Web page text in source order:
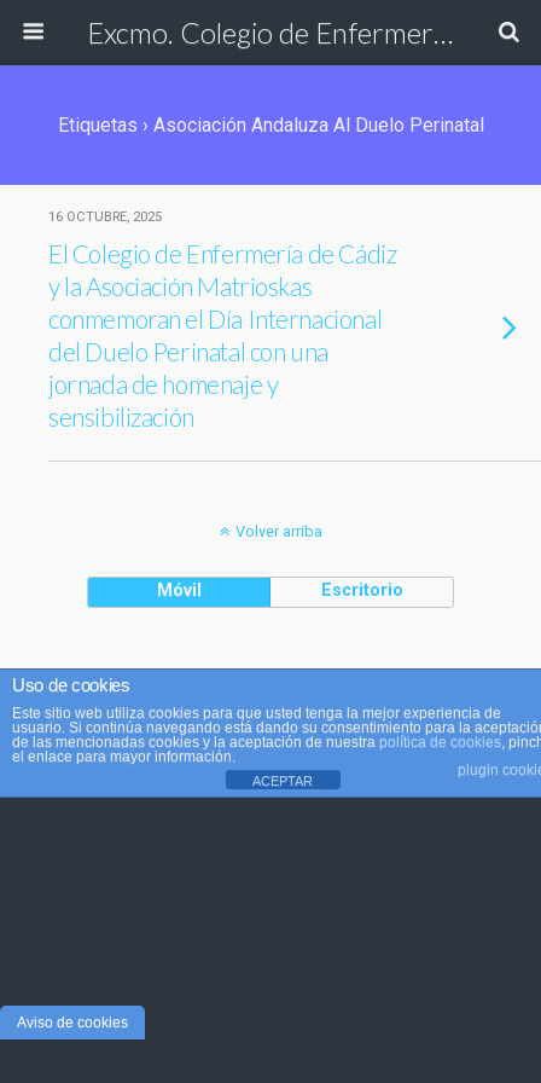
Excmo. Colegio de Enfermería de Cádiz
Etiquetas › Asociación Andaluza Al Duelo Perinatal
16 OCTUBRE, 2025
El Colegio de Enfermería de Cádiz
y la Asociación Matrioskas
conmemoran el Día Internacional
del Duelo Perinatal con una
jornada de homenaje y
sensibilización
Volver arriba
Móvil Escritorio
Uso de cookies
Este sitio web utiliza cookies para que usted tenga la mejor experiencia de
usuario. Si continúa navegando está dando su consentimiento para la
de las mencionadas cookies y la aceptación de nuestra política de cookies,
el enlace para mayor información.
plugin
ACEPTAR
Aviso de cookies